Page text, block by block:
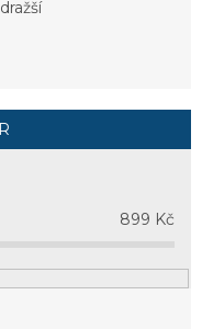
899 Kč